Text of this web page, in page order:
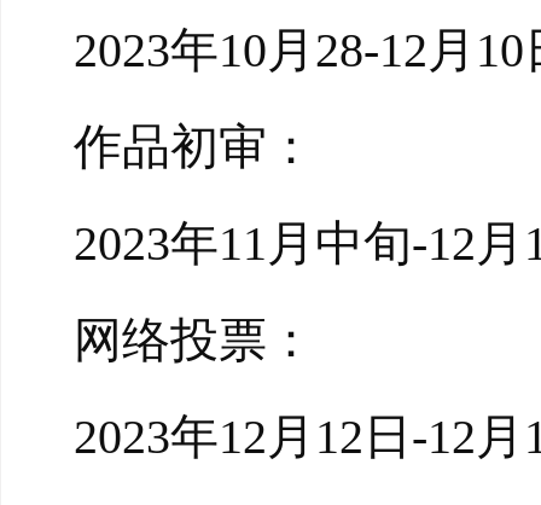
2023年10月28-12月10
作品初审：
2023年11月中旬-12月
网络投票：
2023年12月12日-12月